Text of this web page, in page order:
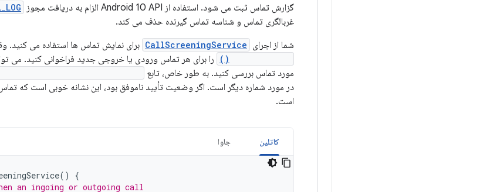
گزارش تماس ثبت می شود. استفاده از Android 10 API الزام به دریافت مجوز
غربالگری تماس و شناسه تماس گیرنده حذف می کند.
شما از اجرای CallScreeningService برای نمایش تماس ها استفاده می کنید.
را برای هر تماس ورودی یا خروجی جدید فراخوانی کنید. می
مورد تماس بررسی کنید. به طور خاص، تابع
در مورد شماره دیگر است. اگر وضعیت تأیید ناموفق بود، این نشانه خوبی است که تماس
است.
کاتلین جاوا
()
{
an ingoing or outgoing call